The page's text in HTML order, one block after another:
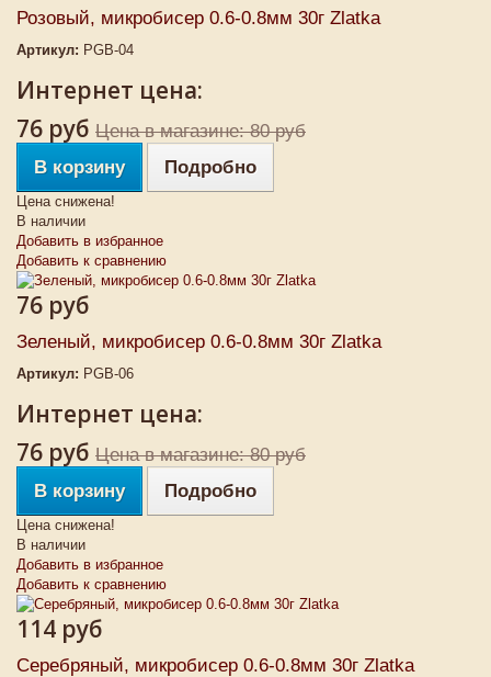
Розовый, микробисер 0.6-0.8мм 30г Zlatka
Артикул: PGB-04
Интернет цена:
76 руб Цена в магазине: 80 руб
В корзину
Подробно
Цена снижена!
В наличии
Добавить в избранное
Добавить к сравнению
76 руб
Зеленый, микробисер 0.6-0.8мм 30г Zlatka
Артикул: PGB-06
Интернет цена:
76 руб Цена в магазине: 80 руб
В корзину
Подробно
Цена снижена!
В наличии
Добавить в избранное
Добавить к сравнению
114 руб
Серебряный, микробисер 0.6-0.8мм 30г Zlatka